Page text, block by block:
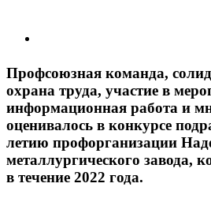
Профсоюзная команда,
охрана труда, участие в
информационная работа и
оценивалось в конкурсе
летию профорганизации
металлургического завода,
в течение 2022 года.